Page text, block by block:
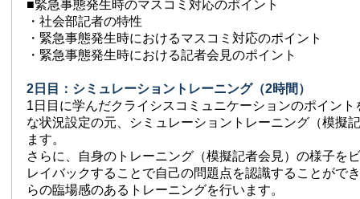
■緊急事態発生時のマスコミ対応のポイント
・社会部記者の特性
・緊急事態発生時におけるマスコミ対応のポイント
・緊急事態発生時における記者会見のポイント
2日目：シミュレーショントレーニング（2時間）
1日目に学んだクライシスコミュニケーションのポイント
な状況設定の元、シミュレーショントレーニング（模擬
ます。
さらに、自身のトレーニング（模擬記者会見）の様子を
レイバックすることで自己の問題点を認識することがで
らの臨場感のあるトレーニングを行います。